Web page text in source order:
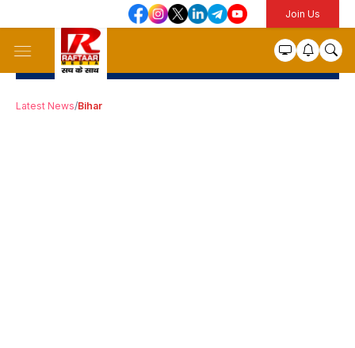
Join Us
Latest News/Bihar